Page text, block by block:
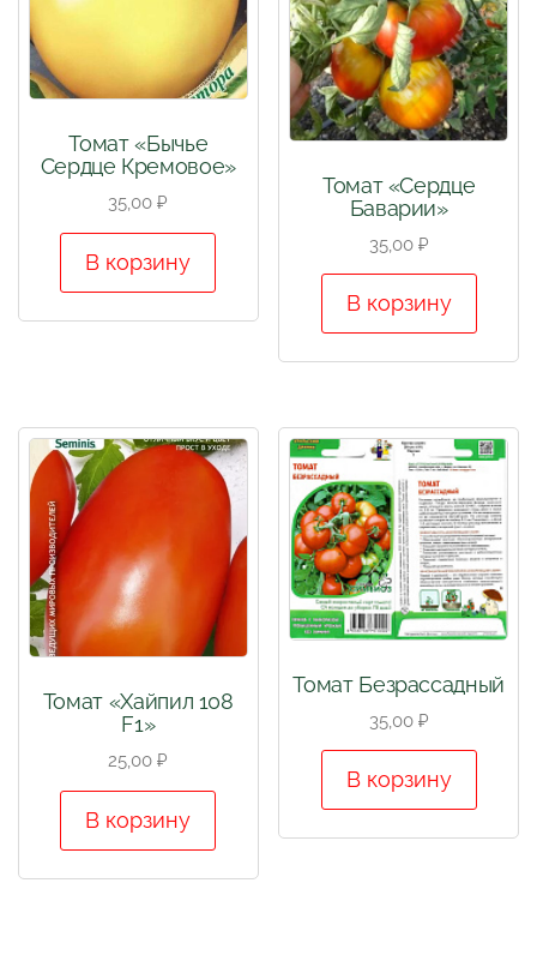
Томат «Бычье
Сердце Кремовое»
35,00₽
В корзину
Томат «Сердце
Баварии»
35,00 ₽
В корзину
Томат «Хайпил 108
F1»
25,00₽
В корзину
Томат Безрассадный
35,00 ₽
В корзину